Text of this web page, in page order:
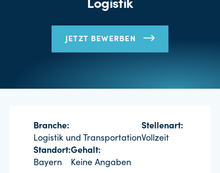
Logistik
JETZT BEWERBEN
Branche:
Logistik und Transportation
Stellenart:
Vollzeit
Standort:
Bayern
Gehalt:
Keine Angaben